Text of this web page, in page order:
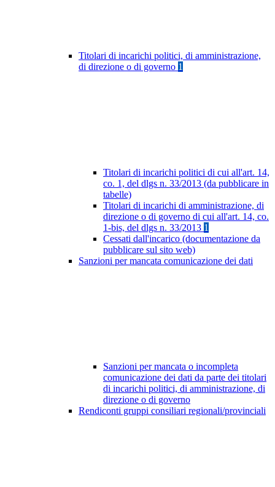
Titolari di incarichi politici, di amministrazione,
di direzione o di governo 1
Titolari di incarichi politici di cui all'art. 14,
co. 1, del dlgs n. 33/2013 (da pubblicare in
tabelle)
Titolari di incarichi di amministrazione, di
direzione o di governo di cui all'art. 14, co.
1-bis, del dlgs n. 33/2013 1
Cessati dall'incarico (documentazione da
pubblicare sul sito web)
Sanzioni per mancata comunicazione dei dati
Sanzioni per mancata o incompleta
comunicazione dei dati da parte dei titolari
di incarichi politici, di amministrazione, di
direzione o di governo
Rendiconti gruppi consiliari regionali/provinciali